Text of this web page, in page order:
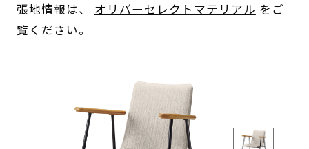
張地情報は、 オリバーセレクトマテリアル をご
覧ください。